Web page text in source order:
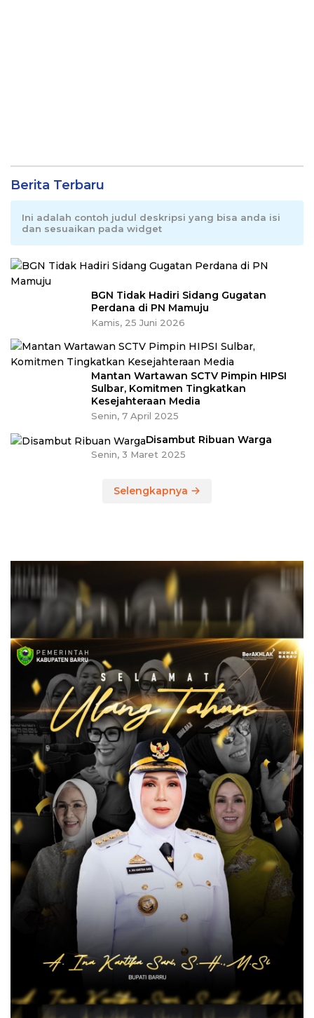
Berita Terbaru
Ini adalah contoh judul deskripsi yang bisa anda isi
dan sesuaikan pada widget
BGN Tidak Hadiri Sidang Gugatan
Perdana di PN Mamuju
Kamis, 25 Juni 2026
Mantan Wartawan SCTV Pimpin HIPSI
Sulbar, Komitmen Tingkatkan
Kesejahteraan Media
Senin, 7 April 2025
Disambut Ribuan Warga
Senin, 3 Maret 2025
Selengkapnya